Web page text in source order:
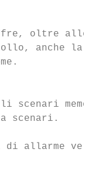
oltre alle
anche la
scenari
scenari.
di allarme